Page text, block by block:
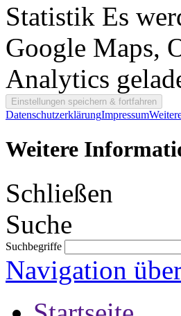
Statistik Es
Google Maps,
Analytics
DatenschutzerklärungImpressum
Weitere
Schließen
Suche
Suchbegriffe
Navigation